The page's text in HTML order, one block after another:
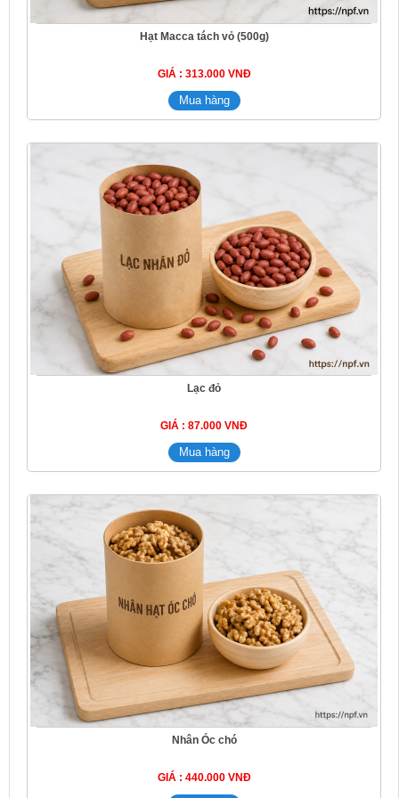
Hạt Macca tách vỏ (500g)
GIÁ : 313.000 VNĐ
Lạc đỏ
GIÁ : 87.000 VNĐ
Nhân Óc chó
GIÁ : 440.000 VNĐ